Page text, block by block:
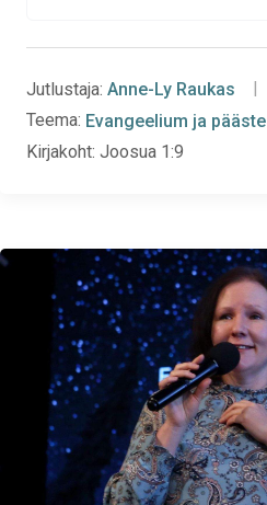
Jutlustaja: Anne-Ly Raukas
Teema: Evangeelium ja pääste
Kirjakoht: Joosua 1:9